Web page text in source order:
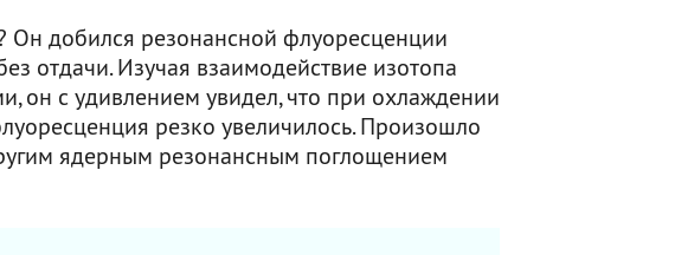
Он добился резонансной флуоресценции
отдачи. Изучая взаимодействие изотопа
он с удивлением увидел, что при охлаждении
резко увеличилось. Произошло
ядерным резонансным поглощением